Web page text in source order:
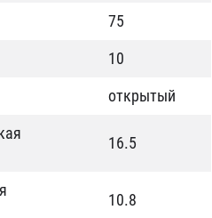
75
10
открытый
16.5
10.8